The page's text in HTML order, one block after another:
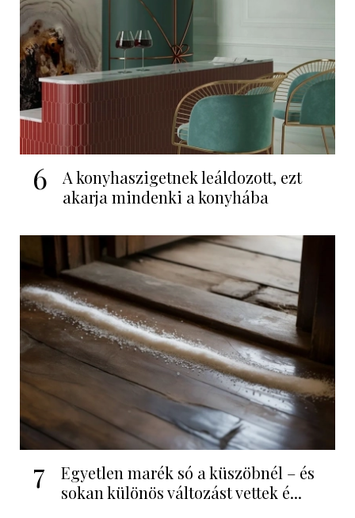
6
A konyhaszigetnek leáldozott, ezt
akarja mindenki a konyhába
7
Egyetlen marék só a küszöbnél – és
sokan különös változást vettek é...